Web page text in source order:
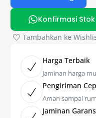
Konfirmasi
Tambahkan ke
Harga Terbaik
Jaminan harga
Pengiriman
Aman sampai
Jaminan